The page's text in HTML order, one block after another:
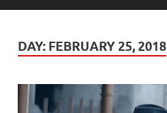
DAY: FEBRUARY 25, 2018